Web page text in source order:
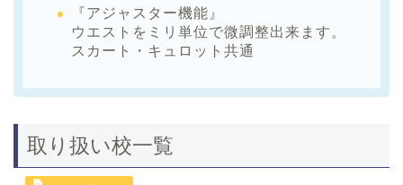
『アジャスター機能』
ウエストをミリ単位で微調整出来ます。
スカート・キュロット共通
取り扱い校一覧